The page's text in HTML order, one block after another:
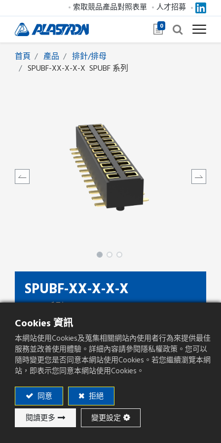
0
索取競品產品對照表單 人才招募
首頁 產品
排針/排母
SPUBF-XX-X-X-X SPUBF 系列
SPUBF-XX-X-X-X
SPUBF 系列
種類
SMD Socket Dual Entry
間距(mm) 1.00mm
產品方向 Right Angle
PCB焊板方式 SMT
Cookies 資訊
本網站使用Cookies及蒐集相關網站內使用者行為來提供最佳
服務並改善使用體驗。詳細內容請參閱隱私權政策。您可以
隨時變更您是否同意本網站使用Cookies。若您繼續瀏覽本網
站，即表示您同意本網站使用Cookies。
同意 拒絕
閱讀更多 變更設定